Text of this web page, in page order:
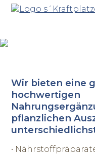
Zum Inhalt
Wir bieten eine
hochwertigen
pflanzlichen
•